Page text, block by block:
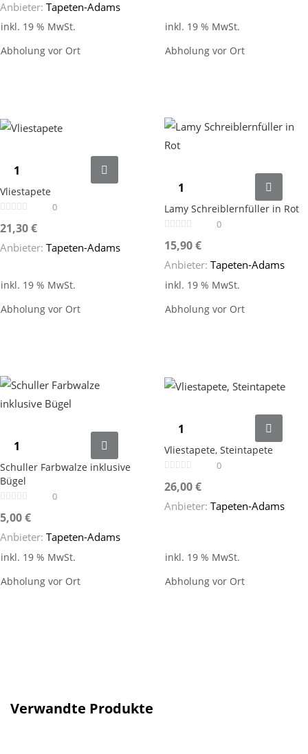
Anbieter: Tapeten-Adams
inkl. 19 % MwSt.
Abholung vor Ort
inkl. 19 % MwSt.
Abholung vor Ort
Vliestapete
0
21,30€
Anbieter: Tapeten-Adams
inkl. 19 % MwSt.
Abholung vor Ort
Lamy Schreiblernfüller in Rot
0
15,90€
Anbieter: Tapeten-Adams
inkl. 19 % MwSt.
Abholung vor Ort
Schuller Farbwalze inklusive
Bügel
0
5,00€
Anbieter: Tapeten-Adams
inkl. 19 % MwSt.
Abholung vor Ort
Vliestapete, Steintapete
0
26,00€
Anbieter: Tapeten-Adams
inkl. 19 % MwSt.
Abholung vor Ort
Verwandte Produkte